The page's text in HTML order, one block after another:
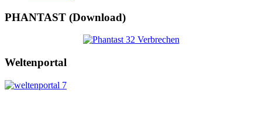
PHANTAST (Download)
Weltenportal